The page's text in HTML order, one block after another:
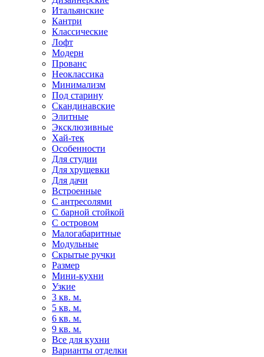
Итальянские
Кантри
Классические
Лофт
Модерн
Прованс
Неоклассика
Минимализм
Под старину
Скандинавские
Элитные
Эксклюзивные
Хай-тек
Особенности
Для студии
Для хрущевки
Для дачи
Встроенные
С антресолями
С барной стойкой
С островом
Малогабаритные
Модульные
Скрытые ручки
Размер
Мини-кухни
Узкие
3 кв. м.
5 кв. м.
6 кв. м.
9 кв. м.
Все для кухни
Варианты отделки